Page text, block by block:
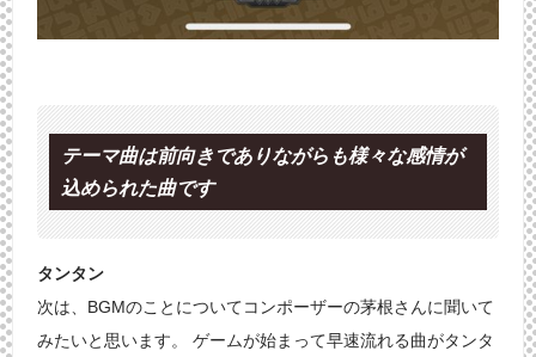
テーマ曲は前向きでありながらも様々な感情が
込められた曲です
タンタン
次は、BGMのことについてコンポーザーの茅根さんに聞いて
みたいと思います。 ゲームが始まって早速流れる曲がタンタ